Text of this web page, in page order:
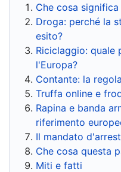
Che cosa
Droga: perché la
esito?
Riciclaggio: quale
l'Europa?
Contante: la
Truffa online e
Rapina e banda
riferimento
Il mandato
Che cosa questa
Miti e fatti